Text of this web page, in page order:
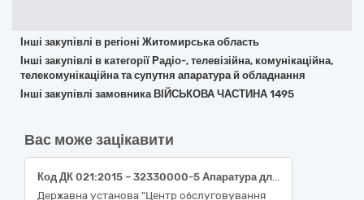
Інші закупівлі в регіоні Житомирська область
Інші закупівлі в категорії Радіо-, телевізійна, комунікаційна,
телекомунікаційна та супутня апаратура й обладнання
Інші закупівлі замовника ВІЙСЬКОВА ЧАСТИНА 1495
Вас може зацікавити
Код ДК 021:2015 – 32330000-5 Апаратура для запису та відтворення аудіо- та відеоматеріалу (система відеоконференції та зв’язку)
Державна установа "Центр обслуговування